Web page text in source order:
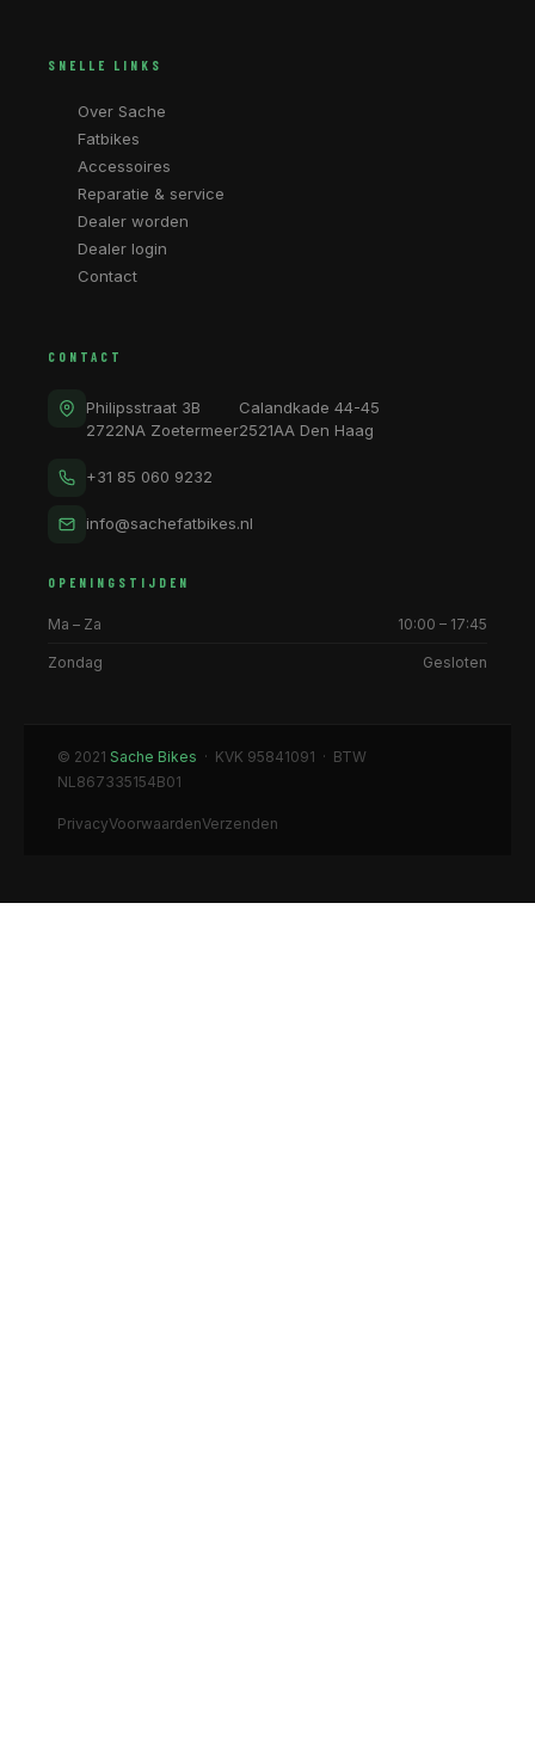
SNELLE LINKS
Over Sache
Fatbikes
Accessoires
Reparatie & service
Dealer worden
Dealer login
Contact
CONTACT
Philipsstraat 3B
2722NA Zoetermeer
Calandkade 44-45
2521AA Den Haag
+31 85 060 9232
info@sachefatbikes.nl
OPENINGSTIJDEN
Ma – Za 10:00 – 17:45
Zondag Gesloten
© 2021 Sache Bikes · KVK 95841091 · BTW
NL867335154B01
PrivacyVoorwaardenVerzenden